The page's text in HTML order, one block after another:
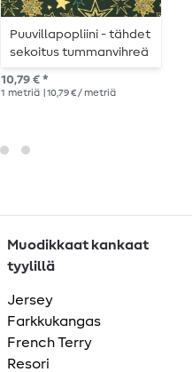
Puuvillapopliini - tähdet
sekoitus tummanvihreä
kultainen
10,79 € *
1 metriä | 10,79 € / metriä
Muodikkaat kankaat
tyylillä
Jersey
Farkkukangas
French Terry
Resori